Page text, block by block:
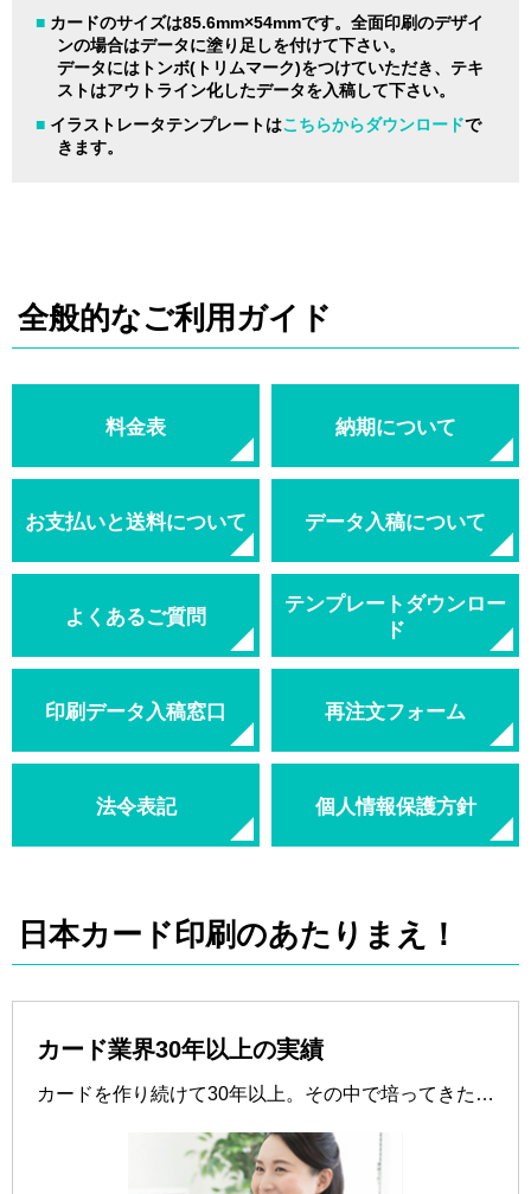
■ カードのサイズは85.6mm×54mmです。全面印刷のデザイ
ンの場合はデータに塗り足しを付けて下さい。
データにはトンボ(トリムマーク)をつけていただき、テキ
ストはアウトライン化したデータを入稿して下さい。
■ イラストレータテンプレートはこちらからダウンロードで
きます。
全般的なご利用ガイド
料金表 納期について
お支払いと送料について データ入稿について
よくあるご質問
テンプレートダウンロー
ド
印刷データ入稿窓口 再注文フォーム
法令表記 個人情報保護方針
日本カード印刷のあたりまえ！
カード業界30年以上の実績
カードを作り続けて30年以上。その中で培ってきた…